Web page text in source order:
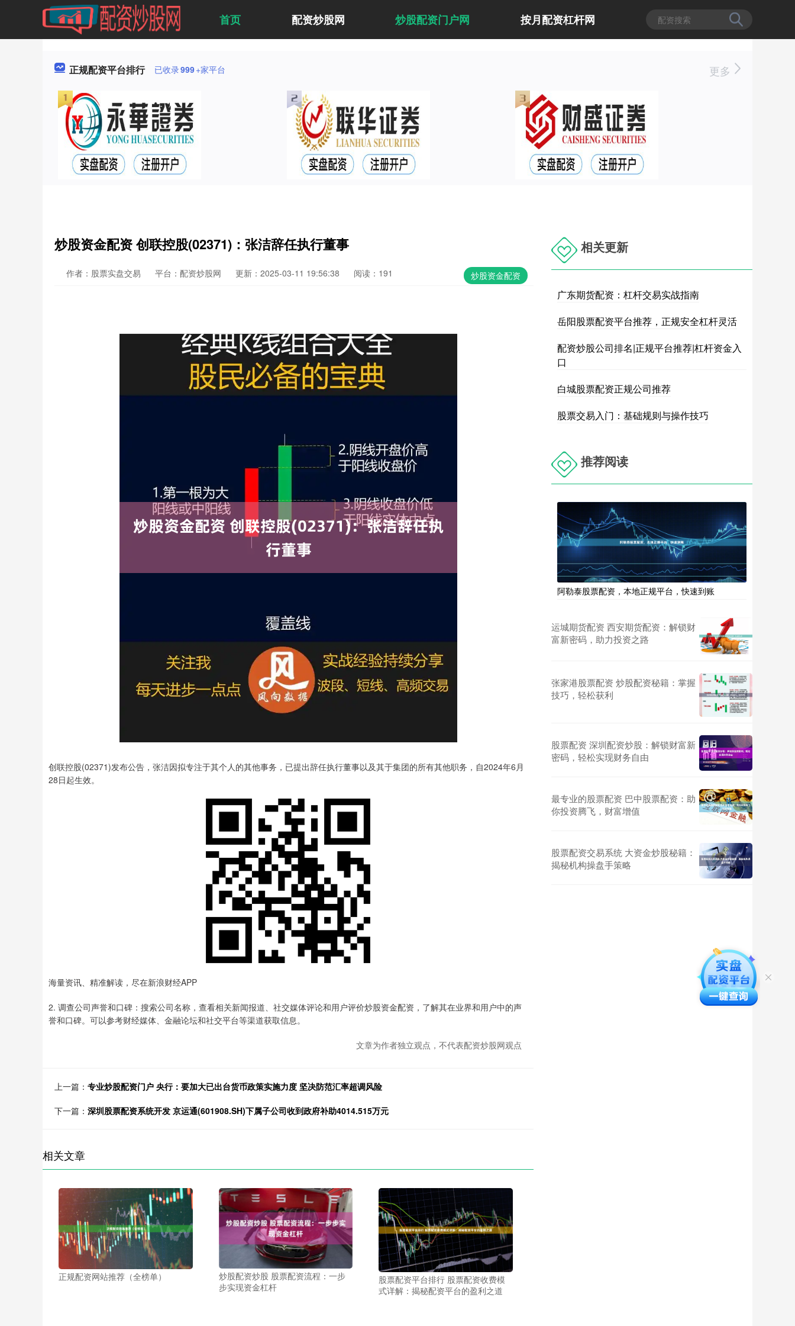
首页 配资炒股网 炒股配资门户网 按月配资杠杆网
正规配资平台排行 已收录999+家平台 更多
炒股资金配资 创联控股(02371)：张洁辞任执行董事
炒股资金配资
作者：股票实盘交易 平台：配资炒股网 更新：2025-03-11 19:56:38 阅读：191
创联控股(02371)发布公告，张洁因拟专注于其个人的其他事务，已提出辞任执行董事以及其于集团的所有其他职务，自2024年6月
28日起生效。
海量资讯、精准解读，尽在新浪财经APP
2. 调查公司声誉和口碑：搜索公司名称，查看相关新闻报道、社交媒体评论和用户评价炒股资金配资，了解其在业界和用户中的声
誉和口碑。可以参考财经媒体、金融论坛和社交平台等渠道获取信息。
文章为作者独立观点，不代表配资炒股网观点
上一篇： 专业炒股配资门户 央行：要加大已出台货币政策实施力度 坚决防范汇率超调风险
下一篇： 深圳股票配资系统开发 京运通(601908.SH)下属子公司收到政府补助4014.515万元
相关文章
正规配资网站推荐（全榜单）
炒股配资炒股 股票配资流程：一步
步实现资金杠杆
股票配资平台排行 股票配资收费模
式详解：揭秘配资平台的盈利之道
相关更新
广东期货配资：杠杆交易实战指南
岳阳股票配资平台推荐，正规安全杠杆灵活
配资炒股公司排名|正规平台推荐|杠杆资金入
口
白城股票配资正规公司推荐
股票交易入门：基础规则与操作技巧
推荐阅读
阿勒泰股票配资，本地正规平台，快速到账
运城期货配资 西安期货配资：解锁财
富新密码，助力投资之路
张家港股票配资 炒股配资秘籍：掌握
技巧，轻松获利
股票配资 深圳配资炒股：解锁财富新
密码，轻松实现财务自由
最专业的股票配资 巴中股票配资：助
你投资腾飞，财富增值
股票配资交易系统 大资金炒股秘籍：
揭秘机构操盘手策略